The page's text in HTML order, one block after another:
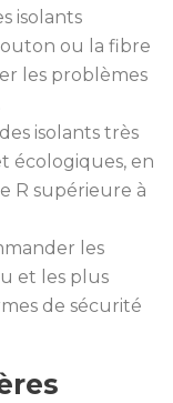
isolants
ou la fibre
les problèmes
isolants très
écologiques, en
R supérieure à
les
et les plus
de sécurité